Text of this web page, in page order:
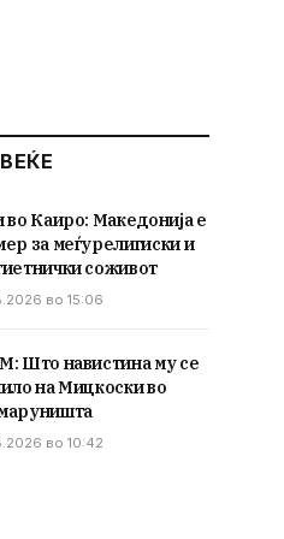
во Каиро: Македонија е
за меѓурелигиски и
соживот
во 15:06
Што навистина му се
на Мицкоски во
во 10:42